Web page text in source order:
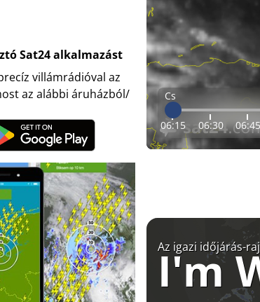
Sat24 alkalmazást
villámrádióval az
az alábbi áruházból/
Cs
06:15 06:30 06:45
Az igazi időjárás-
I'm